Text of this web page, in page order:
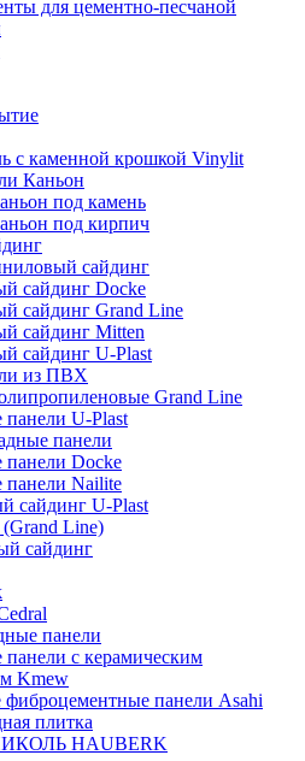
для цементно-песчаной
с каменной крошкой Vinylit
Каньон
под камень
под кирпич
сайдинг
сайдинг Docke
сайдинг Grand Line
сайдинг Mitten
сайдинг U-Plast
из ПВХ
Grand Line
U-Plast
панели
Docke
панели Nailite
сайдинг U-Plast
Line)
сайдинг
панели
с керамическим
Kmew
фиброцементные панели Asahi
плитка
HAUBERK